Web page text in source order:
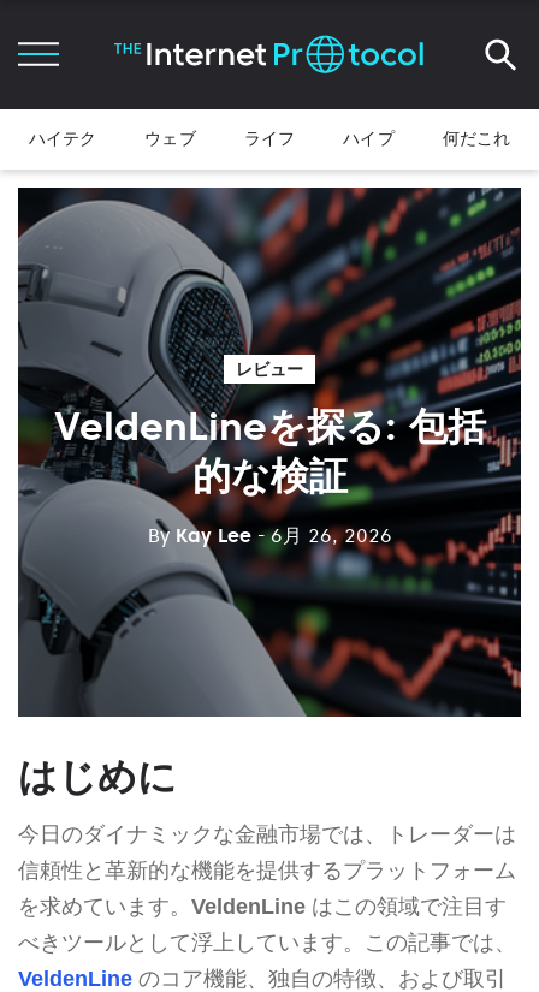
ハイテク ウェブ ライフ ハイプ 何だこれ
レビュー
VeldenLineを探る: 包括
的な検証
By Kay Lee - 6月 26, 2026
はじめに
今日のダイナミックな金融市場では、トレーダーは
信頼性と革新的な機能を提供するプラットフォーム
を求めています。 VeldenLine はこの領域で注目す
べきツールとして浮上しています。この記事では、
VeldenLine のコア機能、独自の特徴、および取引